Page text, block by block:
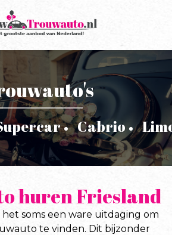
Cabrio
huren Friesland
het soms een ware uitdaging om
te vinden. Dit bijzonder